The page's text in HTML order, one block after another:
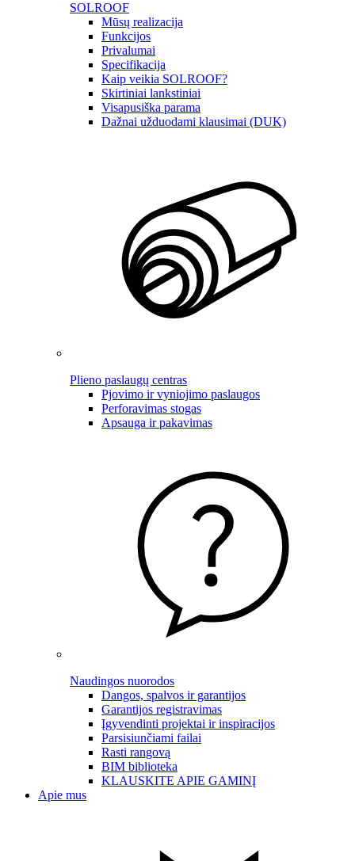
SOLROOF
Mūsų realizacija
Funkcijos
Privalumai
Specifikacija
Kaip veikia SOLROOF?
Skirtiniai lankstiniai
Visapusiška parama
Dažnai užduodami klausimai (DUK)
Plieno paslaugų centras
Pjovimo ir vyniojimo paslaugos
Perforavimas stogas
Apsauga ir pakavimas
Naudingos nuorodos
Dangos, spalvos ir garantijos
Garantijos registravimas
Įgyvendinti projektai ir inspiracijos
Parsisiunčiami failai
Rasti rangovą
BIM biblioteka
KLAUSKITE APIE GAMINĮ
Apie mus